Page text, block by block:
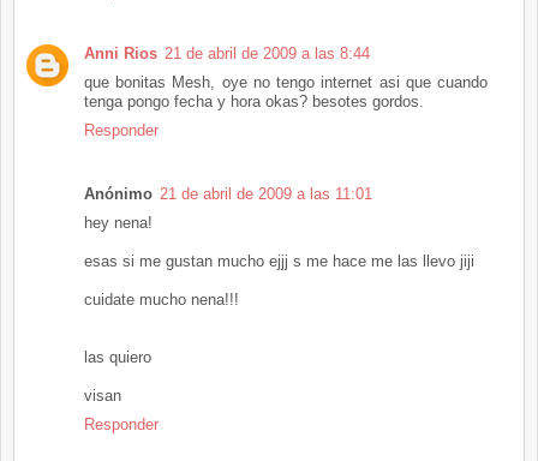
Anni Rios 21 de abril de 2009 a las 8:44
que bonitas Mesh, oye no tengo internet asi que cuando
tenga pongo fecha y hora okas? besotes gordos.
Responder
Anónimo 21 de abril de 2009 a las 11:01
hey nena!
esas si me gustan mucho ejjj s me hace me las llevo jiji
cuidate mucho nena!!!
las quiero
visan
Responder